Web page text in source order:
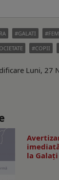
GALATI
COPII
Luni, 27
la Galaţi